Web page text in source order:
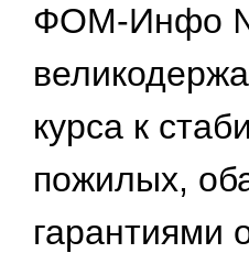
ФОМ-Инфо №
курса к
пожилых,
гарантиями